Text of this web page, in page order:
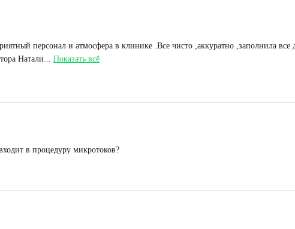
персонал и атмосфера в клинике .Все чисто ,аккуратно ,заполнила все
Натали... Показать всё
в процедуру микротоков?